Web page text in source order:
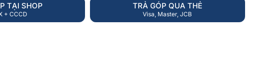
TẠI SHOP
+ CCCD
TRẢ GÓP QUA THẺ
Visa, Master, JCB